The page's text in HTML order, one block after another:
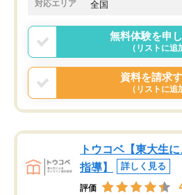
対応エリア 全国
無料体験を申
（リストに追
資料を請求
（リストに追
トウコベ【東大生
指導】
詳しく見る
評価